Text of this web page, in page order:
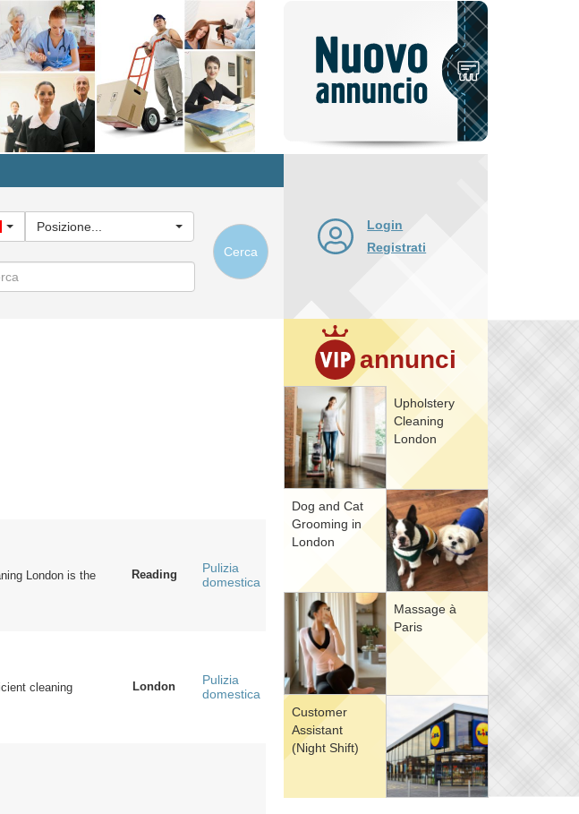
annuncio
Italy Posizione...
Cerca
Login
Registrati
annunci
Upholstery
Cleaning
London
Dog and Cat
Grooming in
London
Massage à
Paris
Customer
Assistant
(Night Shift)
London is the
Reading
Pulizia
domestica
cleaning
London
Pulizia
domestica